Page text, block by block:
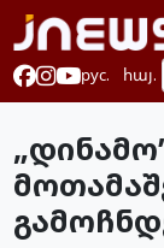
рус. հայ.